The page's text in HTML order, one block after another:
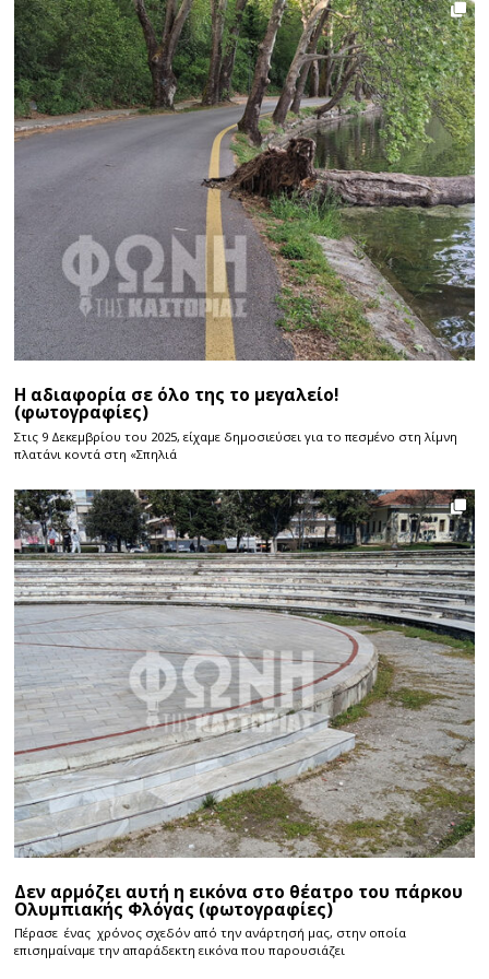
Η αδιαφορία σε όλο της το μεγαλείο!
(φωτογραφίες)
Στις 9 Δεκεμβρίου του 2025, είχαμε δημοσιεύσει για το πεσμένο στη λίμνη
πλατάνι κοντά στη «Σπηλιά
Δεν αρμόζει αυτή η εικόνα στο θέατρο του πάρκου
Ολυμπιακής Φλόγας (φωτογραφίες)
Πέρασε ένας χρόνος σχεδόν από την ανάρτησή μας, στην οποία
επισημαίναμε την απαράδεκτη εικόνα που παρουσιάζει